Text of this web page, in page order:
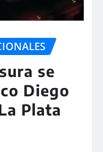
se
Diego
Plata